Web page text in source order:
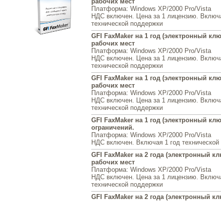
Платформа: Windows XP/2000 Pro/Vista
НДС включен. Цена за 1 лицензию.
технической поддержки
GFI FaxMaker на 1 год (электронный
рабочих мест
Платформа: Windows XP/2000 Pro/Vista
НДС включен. Цена за 1 лицензию.
технической поддержки
GFI FaxMaker на 1 год (электронный
рабочих мест
Платформа: Windows XP/2000 Pro/Vista
НДС включен. Цена за 1 лицензию.
технической поддержки
GFI FaxMaker на 1 год (электронный
ограничений.
Платформа: Windows XP/2000 Pro/Vista
НДС включен. Включая 1 год технической
GFI FaxMaker на 2 года (электронный
рабочих мест
Платформа: Windows XP/2000 Pro/Vista
НДС включен. Цена за 1 лицензию.
технической поддержки
GFI FaxMaker на 2 года (электронный